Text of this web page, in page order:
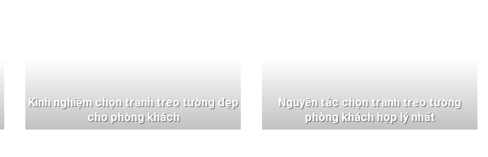
Kinh nghiệm chọn tranh treo tường đẹp
cho phòng khách
Nguyên tắc chọn tranh treo tường
phòng khách hợp lý nhất